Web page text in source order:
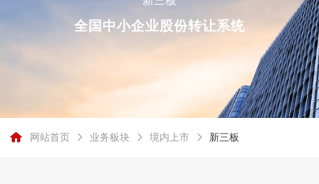
联系我们
全国中小企业股份转让系统
网站首页 业务板块 境内上市 新三板